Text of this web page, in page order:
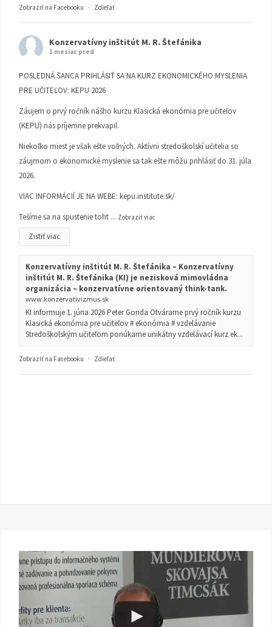
Zobraziť na Facebooku · Zdieľať
Konzervatívny inštitút M. R. Štefánika
1 mesiac pred
POSLEDNÁ ŠANCA PRIHLÁSIŤ SA NA KURZ EKONOMICKÉHO MYSLENIA
PRE UČITEĽOV: KEPU 2026
Záujem o prvý ročník nášho kurzu Klasická ekonómia pre učiteľov
(KEPU) nás príjemne prekvapil.
Niekoľko miest je však ešte voľných. Aktívni stredoškolskí učitelia so
záujmom o ekonomické myslenie sa tak ešte môžu prihlásiť do 31. júla
2026.
VIAC INFORMÁCIÍ JE NA WEBE: kepu.institute.sk/
Tešíme sa na spustenie toht ... Zobraziť viac
Zistiť viac
Konzervatívny inštitút M. R. Štefánika – Konzervatívny
inštitút M. R. Štefánika (KI) je nezisková mimovládna
organizácia – konzervatívne orientovaný think-tank.
www.konzervativizmus.sk
KI informuje 1. júna 2026 Peter Gonda Otvárame prvý ročník kurzu
Klasická ekonómia pre učiteľov # ekonómia # vzdelávanie
Stredoškolským učiteľom ponúkame unikátny vzdelávací kurz ek...
Zobraziť na Facebooku · Zdieľať